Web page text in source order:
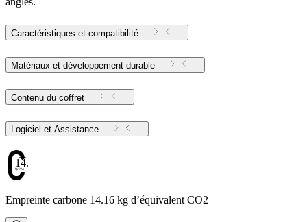
Caractéristiques et compatibilité
Matériaux et développement durable
Contenu du coffret
Logiciel et Assistance
14.16
Empreinte carbone 14.16 kg d’équivalent CO2